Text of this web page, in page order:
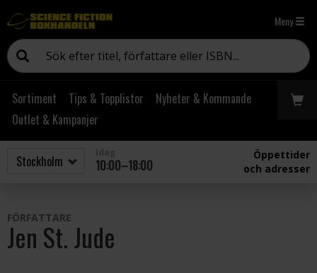
Meny
Sortiment Tips & Topplistor
Nyheter & Kommande
Outlet & Kampanjer
10:00–18:00
Öppettider
och adresser
FÖRFATTARE
Jen St. Jude